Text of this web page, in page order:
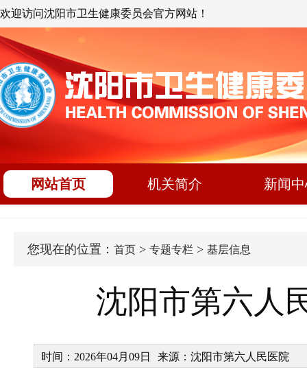
欢迎访问沈阳市卫生健康委员会官方网站！
网站首页 机关简介 新闻
您现在的位置： 首页 > 专题专栏 > 基层信息
沈阳市第六人
时间：2026年04月09日 来源：沈阳市第六人民医院